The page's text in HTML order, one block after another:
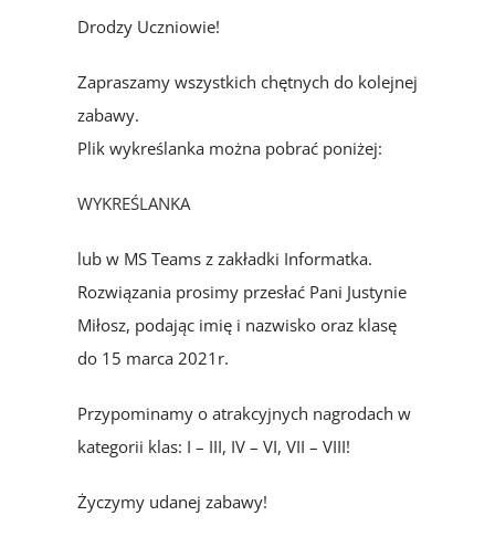
Drodzy Uczniowie!
Zapraszamy wszystkich chętnych do kolejnej
zabawy.
Plik wykreślanka można pobrać poniżej:
WYKREŚLANKA
lub w MS Teams z zakładki Informatka.
Rozwiązania prosimy przesłać Pani Justynie
Miłosz, podając imię i nazwisko oraz klasę
do 15 marca 2021r.
Przypominamy o atrakcyjnych nagrodach w
kategorii klas: I – III, IV – VI, VII – VIII!
Życzymy udanej zabawy!